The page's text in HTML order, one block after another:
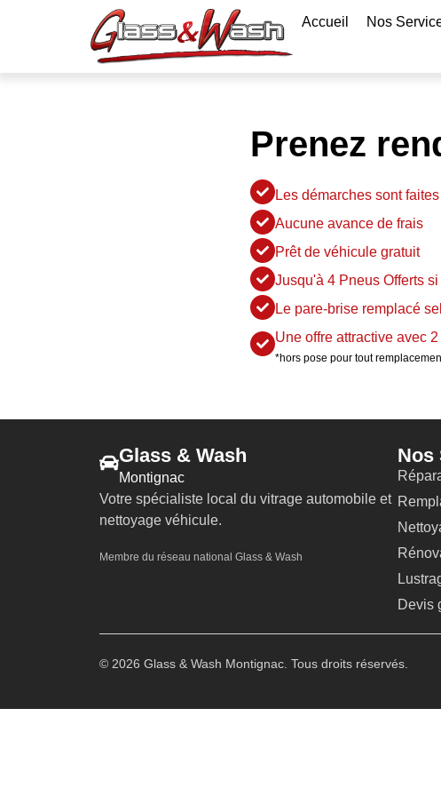
Accueil Nos
Prenez
Les démarches sont
Aucune avance de frais
Prêt de véhicule gratuit
Jusqu'à 4 Pneus Offerts
Le pare-brise remplacé
Une offre attractive avec
*hors pose pour tout
Glass & Wash
Montignac
Votre spécialiste local du vitrage automobile et
nettoyage véhicule.
Membre du réseau national Glass & Wash
Nos
Devis
© 2026 Glass & Wash Montignac. Tous droits réservés.